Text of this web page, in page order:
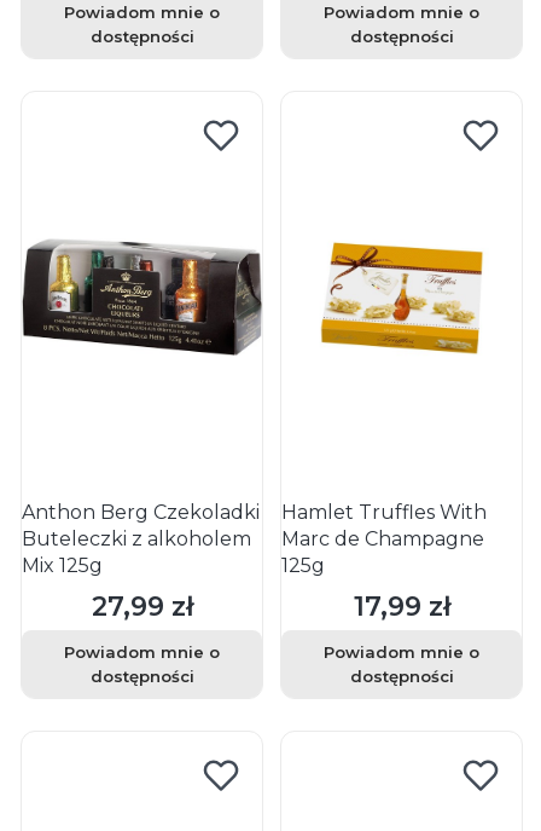
Powiadom mnie o
dostępności
Powiadom mnie o
dostępności
Anthon Berg Czekoladki
Buteleczki z alkoholem
Mix 125g
Cena
27,99 zł
Powiadom mnie o
dostępności
Hamlet Truffles With
Marc de Champagne
125g
Cena
17,99 zł
Powiadom mnie o
dostępności